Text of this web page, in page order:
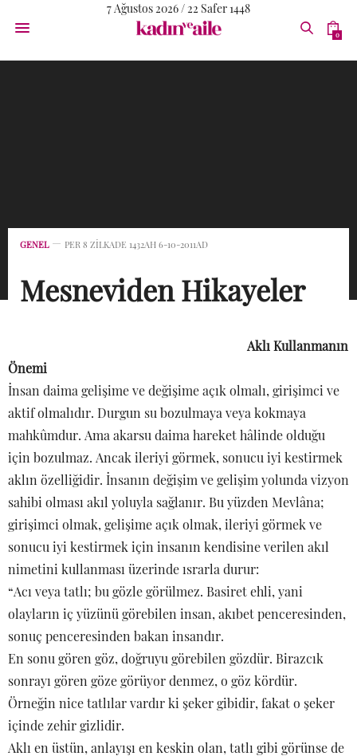
7 Ağustos 2026 / 22 Safer 1448
0
GENEL PER 8 ZILKADE 1432AH 6-10-2011AD
Mesneviden Hikayeler
Aklı Kullanmanın
Önemi
İnsan daima gelişime ve değişime açık olmalı, girişimci ve
aktif olmalıdır. Durgun su bozulmaya veya kokmaya
mahkûmdur. Ama akarsu daima hareket hâlinde olduğu
için bozulmaz. Ancak ileriyi görmek, sonucu iyi kestirmek
aklın özelliğidir. İnsanın değişim ve gelişim yolunda vizyon
sahibi olması akıl yoluyla sağlanır. Bu yüzden Mevlâna;
girişimci olmak, gelişime açık olmak, ileriyi görmek ve
sonucu iyi kestirmek için insanın kendisine verilen akıl
nimetini kullanması üzerinde ısrarla durur:
“Acı veya tatlı; bu gözle görülmez. Basiret ehli, yani
olayların iç yüzünü görebilen insan, akıbet penceresinden,
sonuç penceresinden bakan insandır.
En sonu gören göz, doğruyu görebilen gözdür. Birazcık
sonrayı gören göze görüyor denmez, o göz kördür.
Örneğin nice tatlılar vardır ki şeker gibidir, fakat o şeker
içinde zehir gizlidir.
Aklı en üstün, anlayışı en keskin olan, tatlı gibi görünse de